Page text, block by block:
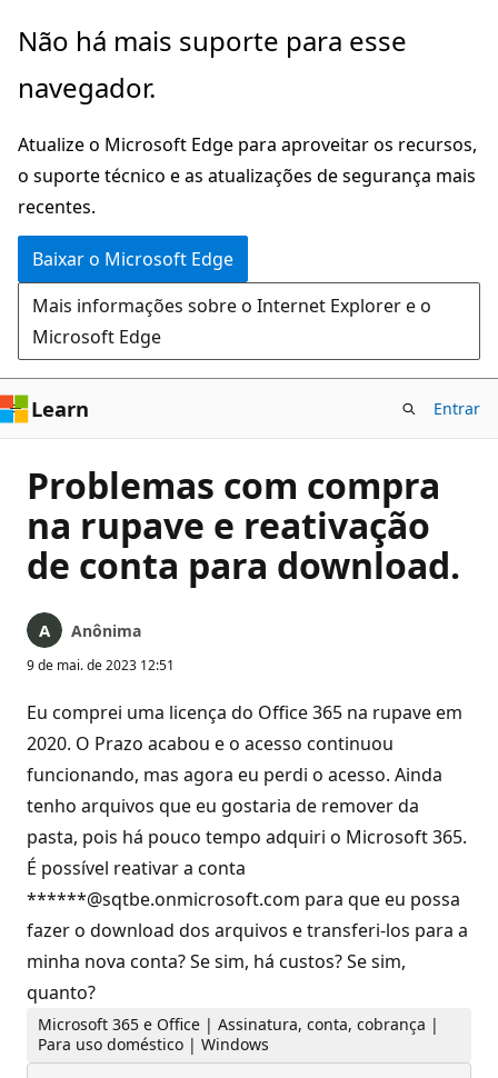
Pular
o
principal
Não há mais suporte para esse
navegador.
Atualize o Microsoft Edge para aproveitar os recursos,
o suporte técnico e as atualizações de segurança mais
recentes.
Baixar o Microsoft Edge
Mais informações sobre o Internet Explorer e o
Microsoft Edge
Learn Entrar
Problemas com compra
na rupave e reativação
de conta para download.
Anônima
9 de mai. de 2023 12:51
Eu comprei uma licença do Office 365 na rupave em
2020. O Prazo acabou e o acesso continuou
funcionando, mas agora eu perdi o acesso. Ainda
tenho arquivos que eu gostaria de remover da
pasta, pois há pouco tempo adquiri o Microsoft 365.
É possível reativar a conta
******@sqtbe.onmicrosoft.com para que eu possa
fazer o download dos arquivos e transferi-los para a
minha nova conta? Se sim, há custos? Se sim,
quanto?
Microsoft 365 e Office | Assinatura, conta, cobrança |
Para uso doméstico | Windows